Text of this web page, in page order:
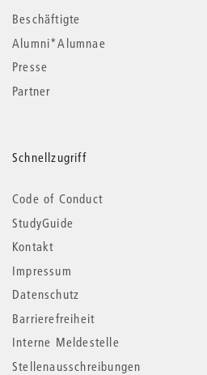
Beschäftigte
Alumni*Alumnae
Presse
Partner
Schnellzugriff
Code of Conduct
StudyGuide
Kontakt
Impressum
Datenschutz
Barrierefreiheit
Interne Meldestelle
Stellenausschreibungen